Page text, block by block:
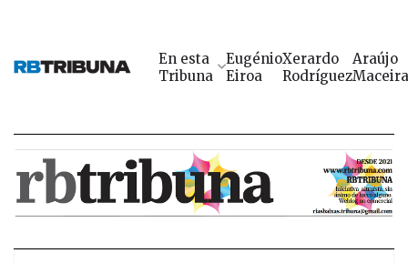
En esta
Tribuna
Eugénio
Eiroa
Xerardo
Rodríguez
Araújo
Maceira